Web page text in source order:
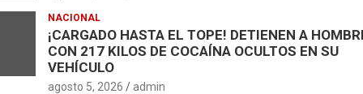
NACIONAL
¡CARGADO HASTA EL TOPE! DETIENEN A
CON 217 KILOS DE COCAÍNA OCULTOS EN SU
VEHÍCULO
agosto 5, 2026 admin